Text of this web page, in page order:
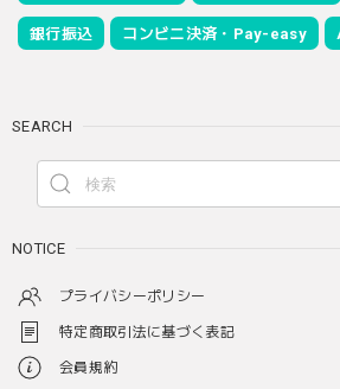
銀行振込 コンビニ決済・Pay-easy
SEARCH
NOTICE
プライバシーポリシー
特定商取引法に基づく表記
会員規約